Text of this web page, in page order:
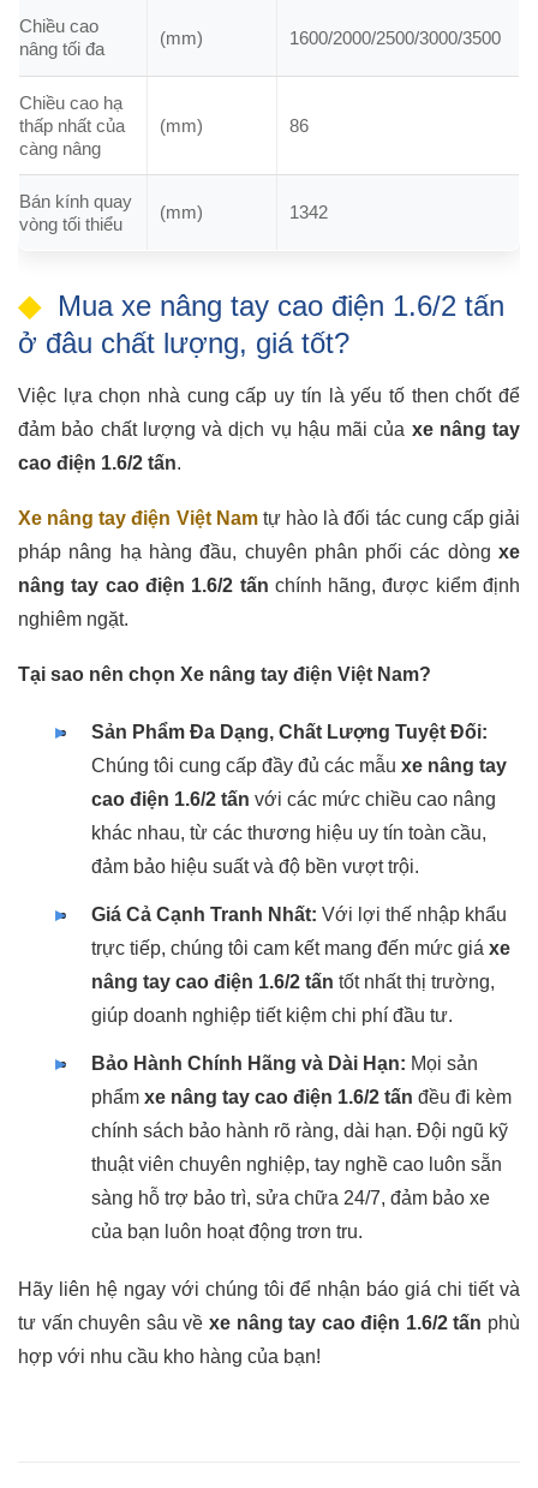
Chiều cao
nâng tối đa
(mm) 1600/2000/2500/3000/3500
Chiều cao hạ
thấp nhất của
càng nâng
(mm) 86
Bán kính quay
vòng tối thiểu
(mm) 1342
Mua xe nâng tay cao điện 1.6/2 tấn
ở đâu chất lượng, giá tốt?
Việc lựa chọn nhà cung cấp uy tín là yếu tố then chốt để
đảm bảo chất lượng và dịch vụ hậu mãi của xe nâng tay
cao điện 1.6/2 tấn.
Xe nâng tay điện Việt Namtự hào là đối tác cung cấp giải
pháp nâng hạ hàng đầu, chuyên phân phối các dòng xe
nâng tay cao điện 1.6/2 tấn chính hãng, được kiểm định
nghiêm ngặt.
Tại sao nên chọn Xe nâng tay điện Việt Nam?
Sản Phẩm Đa Dạng, Chất Lượng Tuyệt Đối:
Chúng tôi cung cấp đầy đủ các mẫu xe nâng tay
cao điện 1.6/2 tấn với các mức chiều cao nâng
khác nhau, từ các thương hiệu uy tín toàn cầu,
đảm bảo hiệu suất và độ bền vượt trội.
Giá Cả Cạnh Tranh Nhất: Với lợi thế nhập khẩu
trực tiếp, chúng tôi cam kết mang đến mức giá xe
nâng tay cao điện 1.6/2 tấn tốt nhất thị trường,
giúp doanh nghiệp tiết kiệm chi phí đầu tư.
Bảo Hành Chính Hãng và Dài Hạn: Mọi sản
phẩm xe nâng tay cao điện 1.6/2 tấn đều đi kèm
chính sách bảo hành rõ ràng, dài hạn. Đội ngũ kỹ
thuật viên chuyên nghiệp, tay nghề cao luôn sẵn
sàng hỗ trợ bảo trì, sửa chữa 24/7, đảm bảo xe
của bạn luôn hoạt động trơn tru.
Hãy liên hệ ngay với chúng tôi để nhận báo giá chi tiết và
tư vấn chuyên sâu về xe nâng tay cao điện 1.6/2 tấn phù
hợp với nhu cầu kho hàng của bạn!